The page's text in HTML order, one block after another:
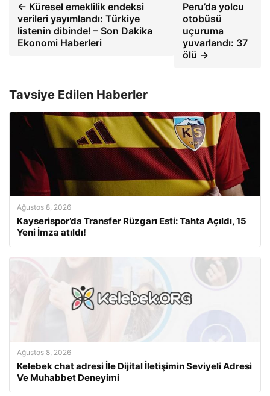
← Küresel emeklilik endeksi
verileri yayımlandı: Türkiye
listenin dibinde! – Son Dakika
Ekonomi Haberleri
Peru’da yolcu
otobüsü
uçuruma
yuvarlandı: 37
ölü →
Tavsiye Edilen Haberler
Ağustos 8, 2026
Kayserispor’da Transfer Rüzgarı Esti: Tahta Açıldı, 15
Yeni İmza atıldı!
Ağustos 8, 2026
Kelebek chat adresi İle Dijital İletişimin Seviyeli Adresi
Ve Muhabbet Deneyimi